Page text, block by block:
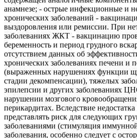
анамнезе; - острые инфекционные и
хронических заболеваний -
выздоровления или ремиссии. При
заболеваниях ЖКТ - вакцинацию
беременность и период грудного
отсутствием данных об
хронических заболеваниях печени и
(выраженных нарушениях функции
стадии декомпенсации), тяжелых
эпилепсии и других заболеваниях
нарушении мозгового
перикардитах. Вследствие
представлять риск для следующих
заболеваниями (стимуляция
заболевания, особенно следует с